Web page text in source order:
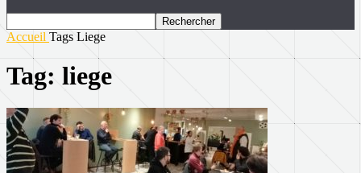
Accueil Tags Liege
Tag: liege